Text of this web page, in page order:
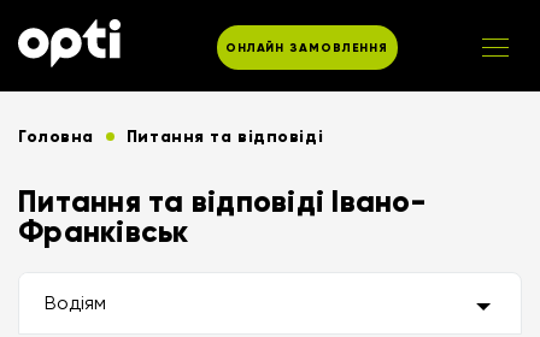
ОНЛАЙН ЗАМОВЛЕННЯ
Головна Питання та відповіді
Питання та відповіді Івано-
Франківськ
Водіям